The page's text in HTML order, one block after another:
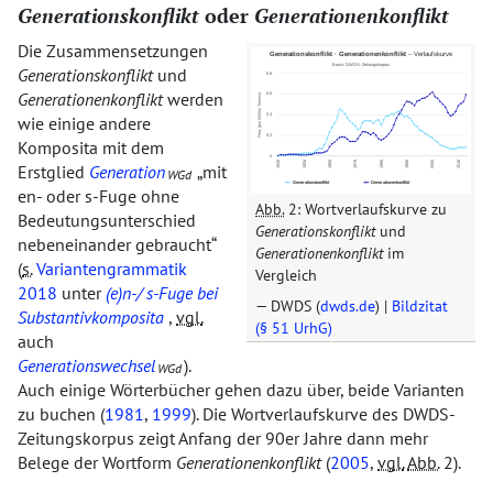
Generationskonflikt oder Generationenkonflikt
Abb.2: Wortverlaufskurve zu
Generationskonfliktund
Generationenkonfliktim
Vergleich
DWDS (dwds.de) | Bildzitat
(§ 51 UrhG)
Die Zusammensetzungen
Generationskonfliktund
Generationenkonfliktwerden
wie einige andere
Komposita mit dem
Erstglied Generation WGd
mit
en- oder s-Fuge ohne
Bedeutungsunterschied
nebeneinander gebraucht
(s. Variantengrammatik
2018 unter(e)n-/ s-Fuge bei
Substantivkomposita , vgl.
auch
Generationswechsel WGd).
Auch einige Wörterbücher gehen dazu über, beide Varianten
zu buchen (1981, 1999). Die Wortverlaufskurve des DWDS-
Zeitungskorpus zeigt Anfang der 90er Jahre dann mehr
Belege der Wortform Generationenkonflikt(2005, vgl.Abb.2).